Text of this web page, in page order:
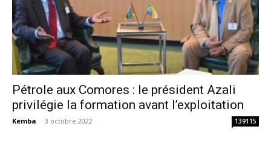
Pétrole aux Comores : le président Azali
privilégie la formation avant l’exploitation
Kemba - 3 octobre 2022 139115